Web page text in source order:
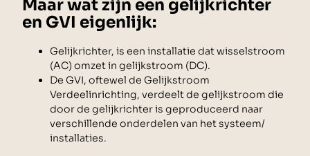
Maar wat zijn een gelijkrichter
en GVI eigenlijk:
Gelijkrichter, is een installatie dat wisselstroom
(AC) omzet in gelijkstroom (DC).
De GVI, oftewel de Gelijkstroom
Verdeelinrichting, verdeelt de gelijkstroom die
door de gelijkrichter is geproduceerd naar
verschillende onderdelen van het systeem/
installaties.